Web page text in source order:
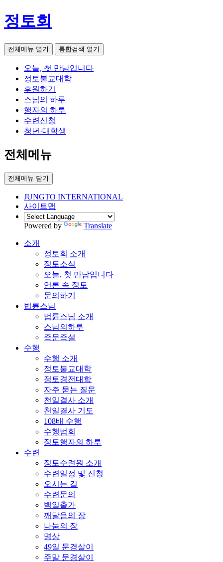
정토회
전체메뉴 열기 통합검색 열기
오늘, 첫 만남입니다
정토불교대학
후원하기
스님의 하루
행자의 하루
수련신청
청년·대학생
전체메뉴
전체메뉴 닫기
JUNGTO INTERNATIONAL
사이트맵
Powered by Translate
소개
정토회 소개
정토소식
오늘, 첫 만남입니다
언론 속 정토
문의하기
법륜스님
법륜스님 소개
스님의하루
즉문즉설
수행
수행 소개
정토불교대학
정토경전대학
자주 묻는 질문
천일결사 소개
천일결사 기도
108배 수행
수행법회
정토행자의 하루
수련
정토수련원 소개
수련일정 및 신청
오시는 길
수련문의
백일출가
깨달음의 장
나눔의 장
명상
49일 문경살이
주말 문경살이